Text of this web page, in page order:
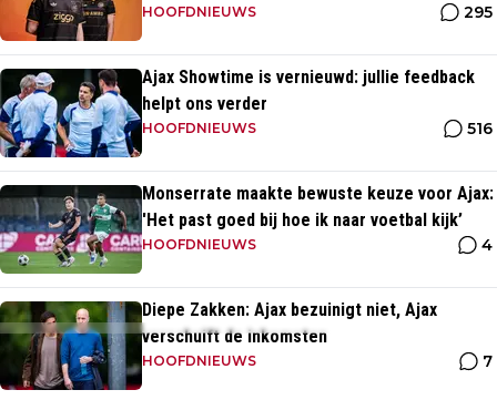
momenten uit clubhistorie
HOOFDNIEUWS 295
Ajax Showtime is vernieuwd: jullie feedback
helpt ons verder
HOOFDNIEUWS 516
Monserrate maakte bewuste keuze voor Ajax:
'Het past goed bij hoe ik naar voetbal kijk’
HOOFDNIEUWS 4
Diepe Zakken: Ajax bezuinigt niet, Ajax
verschuift de inkomsten
HOOFDNIEUWS 7